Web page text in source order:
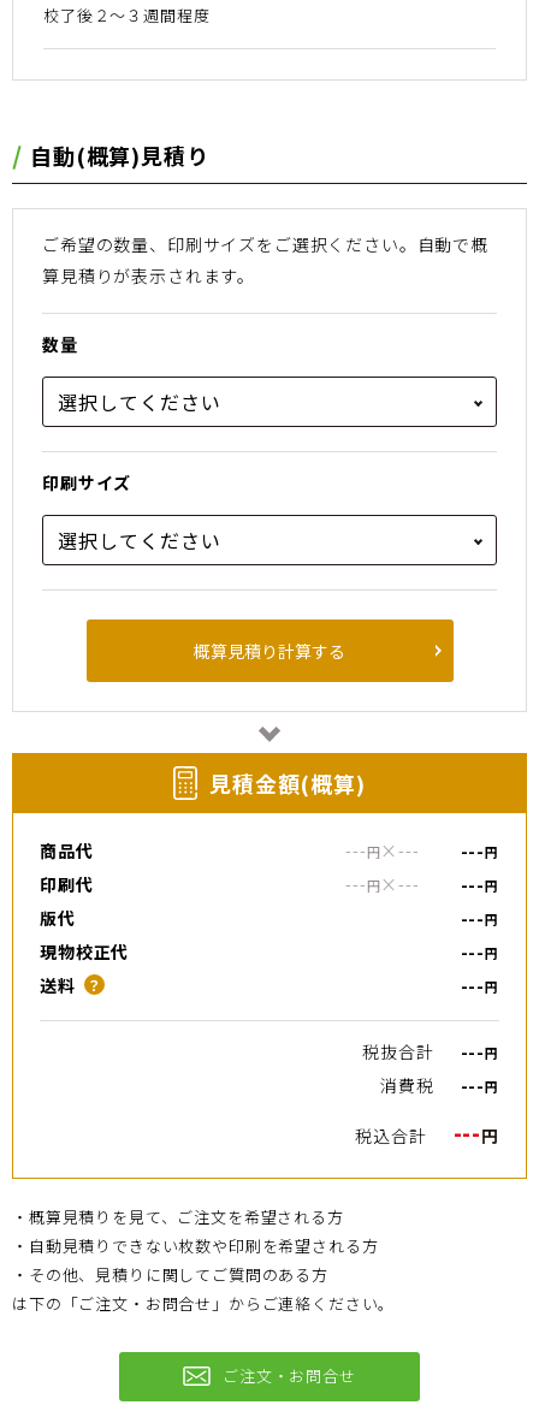
校了後２〜３週間程度
⾃動(概算)⾒積り
ご希望の数量、印刷サイズをご選択ください。 ⾃動で概
算⾒積りが表⽰されます。
数量
印刷サイズ
概算見積り計算する
⾒積⾦額(概算)
商品代 ---円×--- ---円
印刷代 ---円×--- ---円
版代 ---円
現物校正代 ---円
送料 ？ ---円
税抜合計 ---円
消費税 ---円
税込合計 ---円
・概算見積りを見て、ご注文を希望される方
・自動見積りできない枚数や印刷を希望される方
・その他、見積りに関してご質問のある方
は下の「ご注文・お問合せ」からご連絡ください。
ご注文・お問合せ